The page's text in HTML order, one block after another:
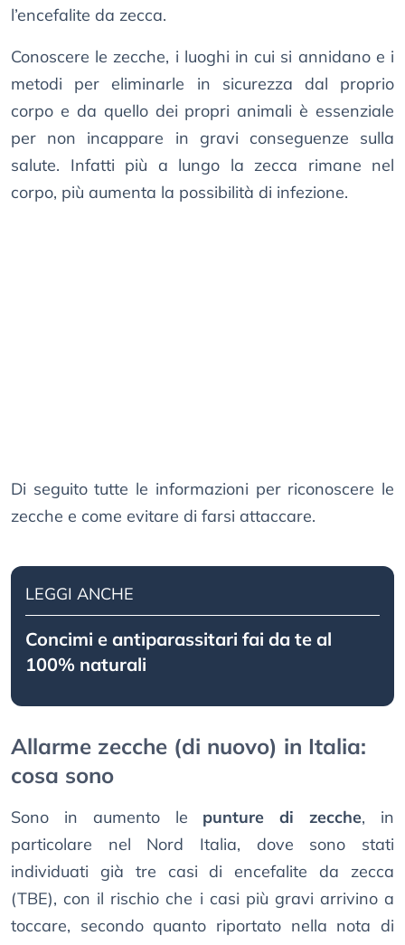
l’encefalite da zecca.
Conoscere le zecche, i luoghi in cui si annidano e i
metodi per eliminarle in sicurezza dal proprio
corpo e da quello dei propri animali è essenziale
per non incappare in gravi conseguenze sulla
salute. Infatti più a lungo la zecca rimane nel
corpo, più aumenta la possibilità di infezione.
Di seguito tutte le informazioni per riconoscere le
zecche e come evitare di farsi attaccare.
LEGGI ANCHE
Concimi e antiparassitari fai da te al
100% naturali
Allarme zecche (di nuovo) in Italia:
cosa sono
Sono in aumento le punture di zecche, in
particolare nel Nord Italia, dove sono stati
individuati già tre casi di encefalite da zecca
(TBE), con il rischio che i casi più gravi arrivino a
toccare, secondo quanto riportato nella nota di